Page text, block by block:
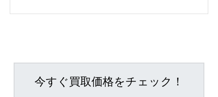
今すぐ買取価格をチェック！